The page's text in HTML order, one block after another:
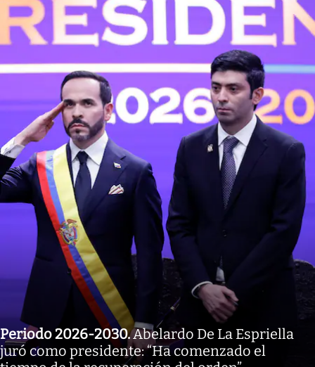
Periodo 2026-2030.Abelardo De La Espriella
juró como presidente: “Ha comenzado el